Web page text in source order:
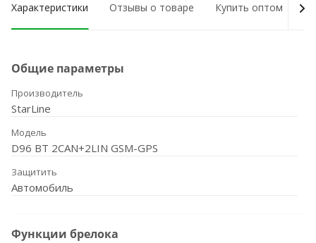
Характеристики Отзывы о товаре Купить оптом
Общие параметры
Производитель
StarLine
Модель
D96 BT 2CAN+2LIN GSM-GPS
Защитить
Автомобиль
Функции брелока